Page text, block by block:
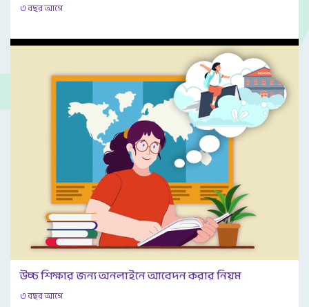
৩ বছর আগে
উচ্চ শিক্ষার জন্য অনলাইনে আবেদন করার নিয়ম
৩ বছর আগে